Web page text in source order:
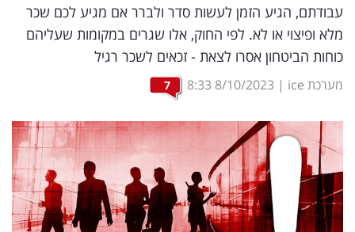
שיווק
ופרסום
משפט
מדדים
ומחקרים
דעות
רכילות
עבודתם, הגיע הזמן לעשות סדר ולברר אם מגיע לכם שכר
מלא ופיצוי או לא. לפי החוק, אלו שגרים במקומות שעליהם
כוחות הביטחון אסרו לצאת - זכאים לשכר רגיל
מערכת ice |
8/10/2023
8:33
7